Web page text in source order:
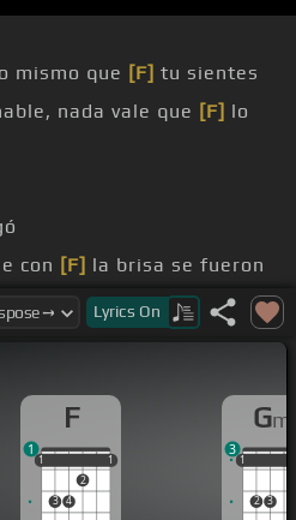
mismo que [F] tu sientes
nada vale que [F] lo
con [F] la brisa se fueron
Lyrics On
F
1
3 4
2
1
1 1
1
Gm
1
2 3
1
3